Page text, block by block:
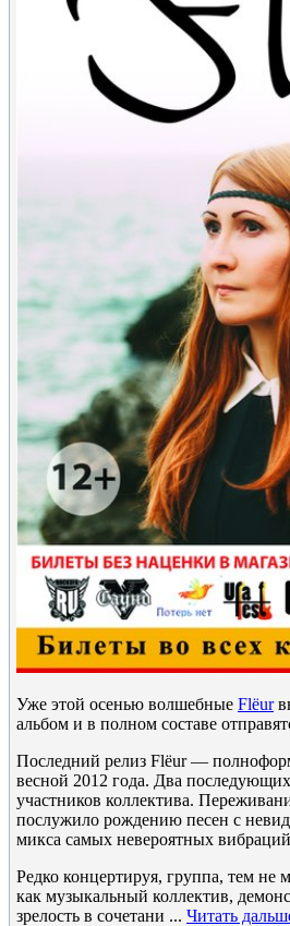
Уже этой осенью волшебные Flёur
альбом и в полном составе
Последний релиз Flёur —
весной 2012 года. Два
участников коллектива.
послужило рождению песен с
микса самых невероятных
Редко концертируя, группа, тем не
как музыкальный коллектив,
зрелость в сочетани ... Читать